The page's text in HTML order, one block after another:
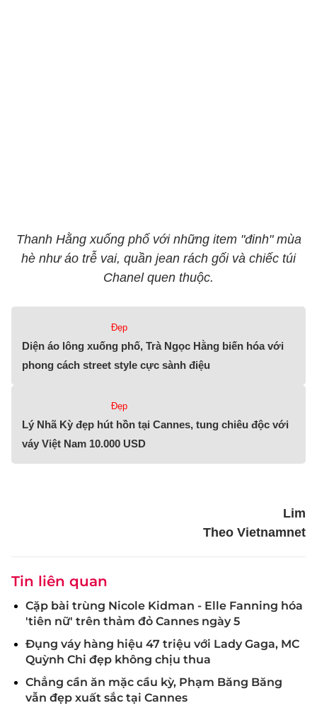
Thanh Hằng xuống phố với những item "đinh" mùa
hè như áo trễ vai, quần jean rách gối và chiếc túi
Chanel quen thuộc.
Đẹp
Diện áo lông xuống phố, Trà Ngọc Hằng biến hóa với
phong cách street style cực sành điệu
Đẹp
Lý Nhã Kỳ đẹp hút hồn tại Cannes, tung chiêu độc với
váy Việt Nam 10.000 USD
Lim
Theo Vietnamnet
Tin liên quan
Cặp bài trùng Nicole Kidman - Elle Fanning hóa
'tiên nữ' trên thảm đỏ Cannes ngày 5
Đụng váy hàng hiệu 47 triệu với Lady Gaga, MC
Quỳnh Chi đẹp không chịu thua
Chẳng cần ăn mặc cầu kỳ, Phạm Băng Băng
vẫn đẹp xuất sắc tại Cannes